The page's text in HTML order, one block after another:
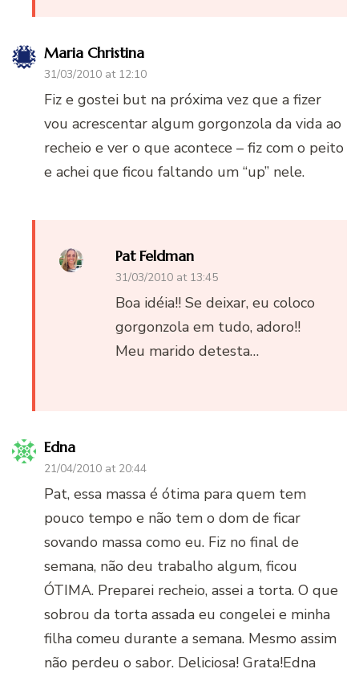
Maria Christina
31/03/2010 at 12:10
Fiz e gostei but na próxima vez que a fizer
vou acrescentar algum gorgonzola da vida ao
recheio e ver o que acontece – fiz com o peito
e achei que ficou faltando um “up” nele.
Pat Feldman
31/03/2010 at 13:45
Boa idéia!! Se deixar, eu coloco
gorgonzola em tudo, adoro!!
Meu marido detesta…
Edna
21/04/2010 at 20:44
Pat, essa massa é ótima para quem tem
pouco tempo e não tem o dom de ficar
sovando massa como eu. Fiz no final de
semana, não deu trabalho algum, ficou
ÓTIMA. Preparei recheio, assei a torta. O que
sobrou da torta assada eu congelei e minha
filha comeu durante a semana. Mesmo assim
não perdeu o sabor. Deliciosa! Grata!Edna